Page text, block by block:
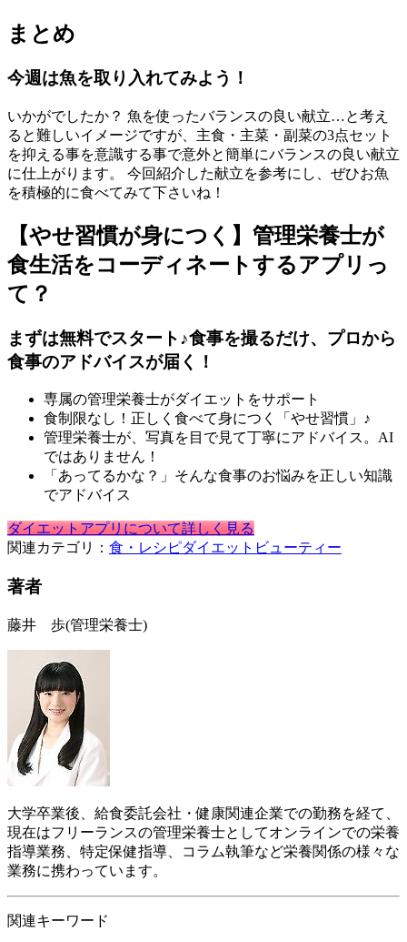
まとめ
今週は魚を取り入れてみよう！
いかがでしたか？ 魚を使ったバランスの良い献立…と考え
ると難しいイメージですが、主食・主菜・副菜の3点セット
を抑える事を意識する事で意外と簡単にバランスの良い献立
に仕上がります。 今回紹介した献立を参考にし、ぜひお魚
を積極的に食べてみて下さいね！
【やせ習慣が身につく】管理栄養士が
食生活をコーディネートするアプリっ
て？
まずは無料でスタート♪食事を撮るだけ、プロから
食事のアドバイスが届く！
専属の管理栄養士がダイエットをサポート
食制限なし！正しく食べて身につく「やせ習慣」♪
管理栄養士が、写真を目で見て丁寧にアドバイス。AI
ではありません！
「あってるかな？」そんな食事のお悩みを正しい知識
でアドバイス
ダイエットアプリについて詳しく見る
関連カテゴリ： 食・レシピダイエット ビューティー
著者
藤井 歩(管理栄養士)
大学卒業後、給食委託会社・健康関連企業での勤務を経て、
現在はフリーランスの管理栄養士としてオンラインでの栄養
指導業務、特定保健指導、コラム執筆など栄養関係の様々な
業務に携わっています。
関連キーワード